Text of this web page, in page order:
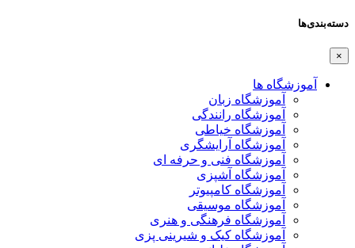
دسته‌بندی‌ها
×
آموزشگاه ها
آموزشگاه زبان
آموزشگاه رانندگی
آموزشگاه خیاطی
آموزشگاه آرایشگری
آموزشگاه فنی و حرفه ای
آموزشگاه آشپزی
آموزشگاه کامپیوتر
آموزشگاه موسیقی
آموزشگاه فرهنگی و هنری
آموزشگاه کیک و شیرینی پزی